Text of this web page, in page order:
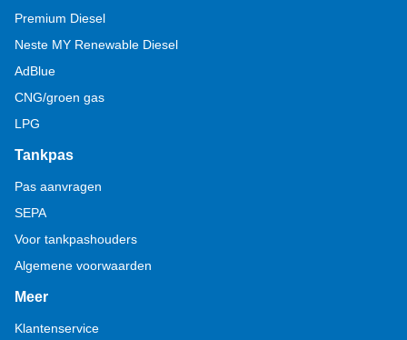
Premium Diesel
Neste MY Renewable Diesel
AdBlue
CNG/groen gas
LPG
Tankpas
Pas aanvragen
SEPA
Voor tankpashouders
Algemene voorwaarden
Meer
Klantenservice